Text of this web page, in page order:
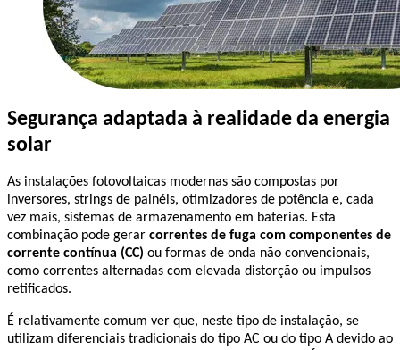
Segurança adaptada à realidade da energia
solar
As instalações fotovoltaicas modernas são compostas por
inversores, strings de painéis, otimizadores de potência e, cada
vez mais, sistemas de armazenamento em baterias. Esta
combinação pode gerar correntes de fuga com componentes de
corrente contínua (CC) ou formas de onda não convencionais,
como correntes alternadas com elevada distorção ou impulsos
retificados.
É relativamente comum ver que, neste tipo de instalação, se
utilizam diferenciais tradicionais do tipo AC ou do tipo A devido ao